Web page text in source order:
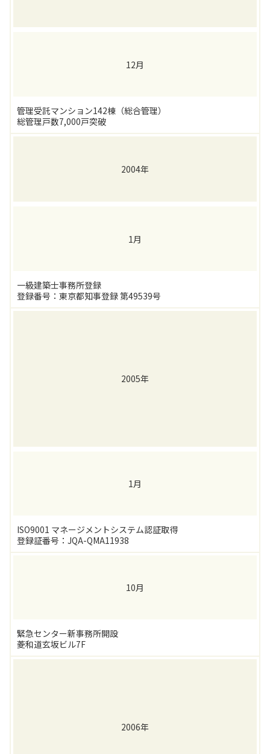
12月
管理受託マンション142棟（総合管理）
総管理戸数7,000戸突破
2004年
1月
一級建築士事務所登録
登録番号：東京都知事登録 第49539号
2005年
1月
ISO9001 マネージメントシステム認証取得
登録証番号：JQA-QMA11938
10月
緊急センター新事務所開設
菱和道玄坂ビル7F
2006年